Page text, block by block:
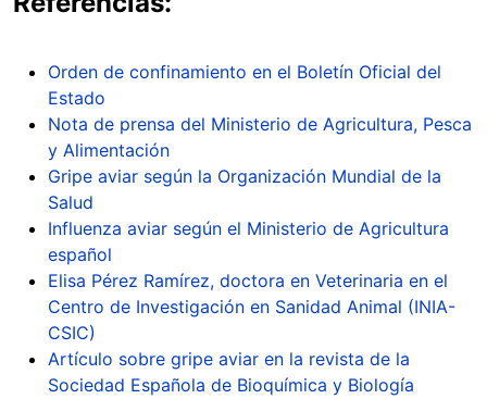
Orden de confinamiento en el Boletín Oficial del
Estado
Nota de prensa del Ministerio de Agricultura, Pesca
y Alimentación
Gripe aviar según la Organización Mundial de la
Salud
Influenza aviar según el Ministerio de Agricultura
español
Elisa Pérez Ramírez, doctora en Veterinaria en el
Centro de Investigación en Sanidad Animal (INIA-
CSIC)
Artículo sobre gripe aviar en la revista de la
Sociedad Española de Bioquímica y Biología